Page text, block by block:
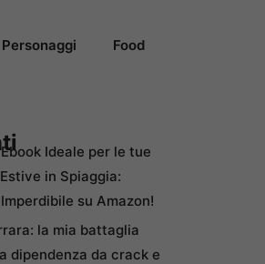
Personaggi Food
Ideale per le tue
in Spiaggia:
su Amazon!
la mia battaglia
dipendenza da crack e